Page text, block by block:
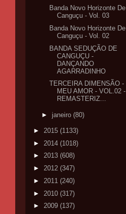
Banda Novo Horizonte De
Canguçu - Vol. 03
Banda Novo Horizonte De
Canguçu - Vol. 02
BANDA SEDUÇÃO DE
CANGUÇU -
DANÇANDO
AGARRADINHO
TERCEIRA DIMENSÃO -
MEU AMOR - VOL.02 -
REMASTERIZ...
► janeiro (80)
► 2015 (1133)
► 2014 (1018)
► 2013 (608)
► 2012 (347)
► 2011 (240)
► 2010 (317)
► 2009 (137)